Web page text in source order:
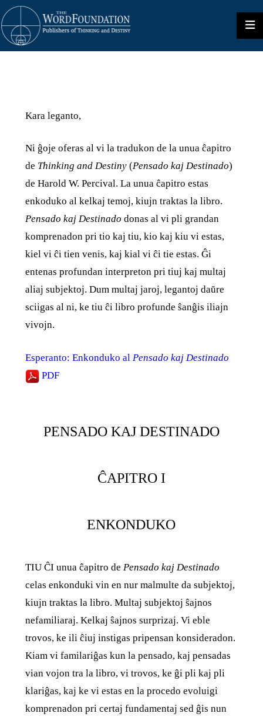
Kara leganto,
Ni ĝoje oferas al vi la tradukon de la unua ĉapitro
de Thinking and Destiny (Pensado kaj Destinado)
de Harold W. Percival. La unua ĉapitro estas
enkoduko al kelkaj temoj, kiujn traktas la libro.
Pensado kaj Destinado donas al vi pli grandan
komprenadon pri tio kaj tiu, kio kaj kiu vi estas,
kiel vi ĉi tien venis, kaj kial vi ĉi tie estas. Ĝi
entenas profundan interpreton pri tiuj kaj multaj
aliaj subjektoj. Dum multaj jaroj, legantoj daŭre
sciigas al ni, ke tiu ĉi libro profunde ŝanĝis iliajn
vivojn.
Esperanto: Enkonduko al Pensado kaj Destinado
PDF
PENSADO KAJ DESTINADO
ĈAPITRO I
ENKONDUKO
TIU ĈI unua ĉapitro de Pensado kaj Destinado
celas enkonduki vin en nur malmulte da subjektoj,
kiujn traktas la libro. Multaj subjektoj ŝajnos
nefamiliaraj. Kelkaj ŝajnos surprizaj. Vi eble
trovos, ke ili ĉiuj instigas pripensan konsideradon.
Kiam vi familariĝas kun la pensado, kaj pensadas
vian vojon tra la libro, vi trovos, ke ĝi pli kaj pli
klariĝas, kaj ke vi estas en la procedo evoluigi
komprenadon pri certaj fundamentaj sed ĝis nun